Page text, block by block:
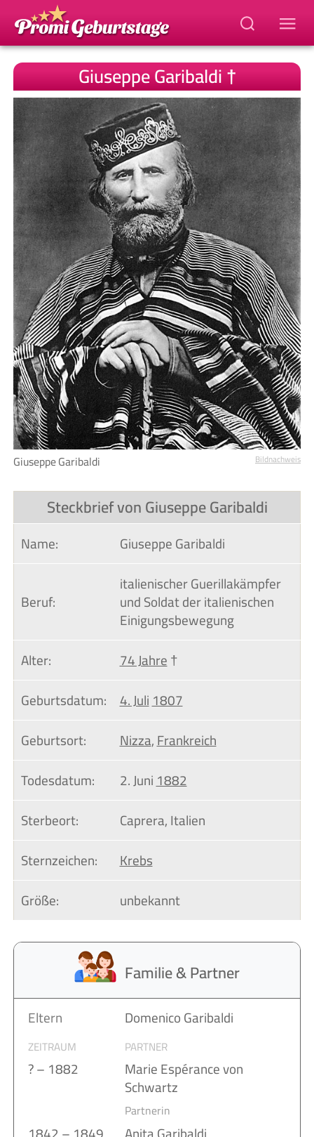
Giuseppe Garibaldi †
Giuseppe Garibaldi Bildnachweis
Steckbrief von Giuseppe Garibaldi
Name: Giuseppe Garibaldi
Beruf:
italienischer Guerillakämpfer
und Soldat der italienischen
Einigungsbewegung
Alter:
74 Jahre†
Geburtsdatum: 4. Juli1807
Geburtsort:
Nizza,Frankreich
Todesdatum:
2. Juni1882
Sterbeort:
Caprera, Italien
Sternzeichen:
Krebs
Größe:
unbekannt
Familie & Partner
Eltern Domenico Garibaldi
ZEITRAUM PARTNER
? – 1882 Marie Espérance von
Schwartz
Partnerin